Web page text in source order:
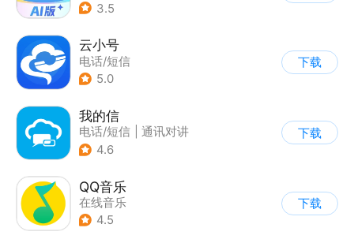
3.5
云小号
电话/短信
5.0
下载
我的信
电话/短信
通讯对讲
4.6
下载
QQ音乐
在线音乐
4.5
下载